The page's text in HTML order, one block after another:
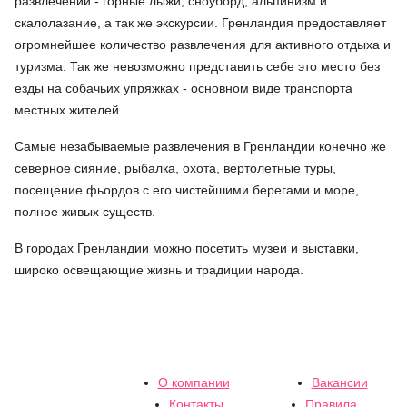
скалолазание, а так же экскурсии. Гренландия предоставляет
огромнейшее количество развлечения для активного отдыха и
туризма. Так же невозможно представить себе это место без
езды на собачьих упряжках - основном виде транспорта
местных жителей.
Самые незабываемые развлечения в Гренландии конечно же
северное сияние, рыбалка, охота, вертолетные туры,
посещение фьордов с его чистейшими берегами и море,
полное живых существ.
В городах Гренландии можно посетить музеи и выставки,
широко освещающие жизнь и традиции народа.
О компании
Вакансии